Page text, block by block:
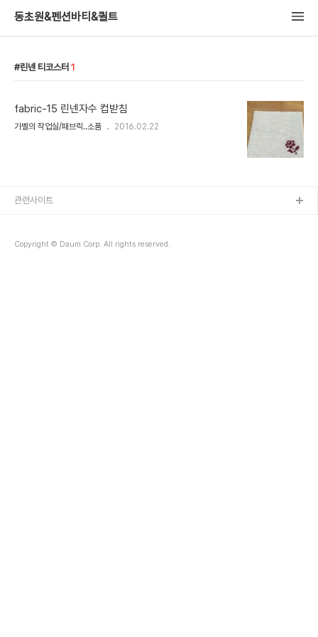
동초원&펜션바티&퀼트
린넨 티코스터 1
fabric-15 린넨자수 컵받침
가벨의 작업실/패브릭..소품 2016.02.22
Copyright © Daum Corp. All rights reserved.
관련사이트